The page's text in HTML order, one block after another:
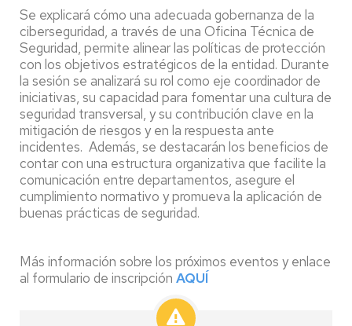
Se explicará cómo una adecuada gobernanza de la
ciberseguridad, a través de una Oficina Técnica de
Seguridad, permite alinear las políticas de protección
con los objetivos estratégicos de la entidad. Durante
la sesión se analizará su rol como eje coordinador de
iniciativas, su capacidad para fomentar una cultura de
seguridad transversal, y su contribución clave en la
mitigación de riesgos y en la respuesta ante
incidentes. Además, se destacarán los beneficios de
contar con una estructura organizativa que facilite la
comunicación entre departamentos, asegure el
cumplimiento normativo y promueva la aplicación de
buenas prácticas de seguridad.
Más información sobre los próximos eventos y enlace
al formulario de inscripción AQUÍ